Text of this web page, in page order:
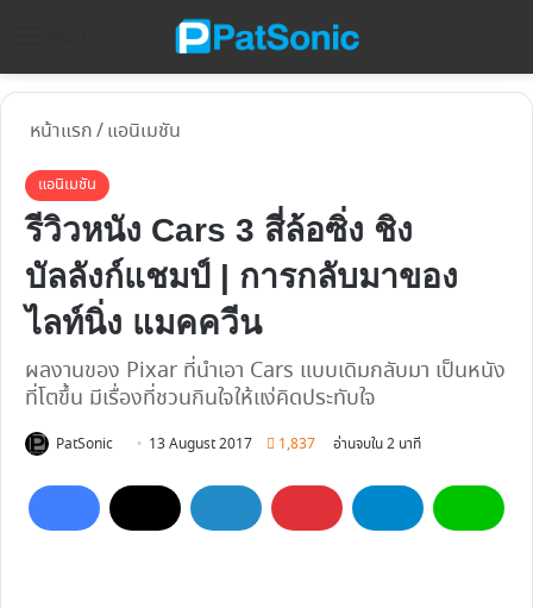
หน้าแรก/แอนิเมชัน
แอนิเมชัน
รีวิวหนัง Cars 3 สี่ล้อซิ่ง ชิง
บัลลังก์แชมป์ | การกลับมาของ
ไลท์นิ่ง แมคควีน
ผลงานของ Pixar ที่นำเอา Cars แบบเดิมกลับมา เป็นหนัง
ที่โตขึ้น มีเรื่องที่ชวนกินใจให้แง่คิดประทับใจ
PatSonic
Follow13 August 2017 1,837 อ่านจบใน 2 นาที